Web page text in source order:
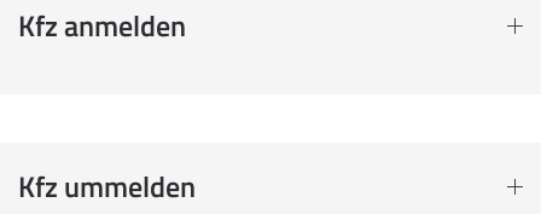
Kfz anmelden
Kfz ummelden